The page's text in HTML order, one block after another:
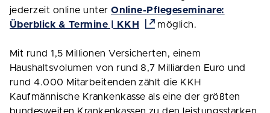
jederzeit online unterOnline-Pflegeseminare:
Überblick & Termine | KKH
möglich.
Mit rund 1,5 Millionen Versicherten, einem
Haushaltsvolumen von rund 8,7 Milliarden Euro und
rund 4.000 Mitarbeitenden zählt die KKH
Kaufmännische Krankenkasse als eine der größten